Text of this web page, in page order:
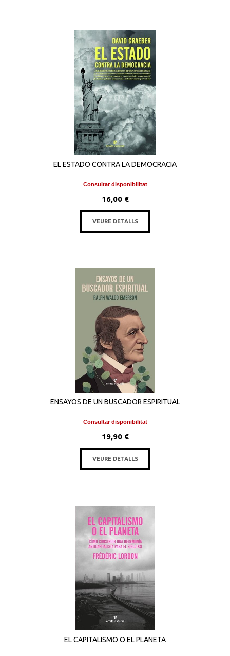
EL ESTADO CONTRA LA DEMOCRACIA
Consultar disponibilitat
16,00 €
VEURE DETALLS
ENSAYOS DE UN BUSCADOR ESPIRITUAL
Consultar disponibilitat
19,90 €
VEURE DETALLS
EL CAPITALISMO O EL PLANETA